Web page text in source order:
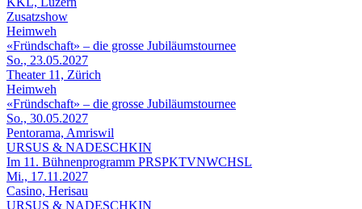
Zusatzshow
Heimweh
«Fründschaft» – die grosse Jubiläumstournee
So., 23.05.2027
Theater 11, Zürich
Heimweh
«Fründschaft» – die grosse Jubiläumstournee
So., 30.05.2027
Pentorama, Amriswil
URSUS & NADESCHKIN
Im 11. Bühnenprogramm PRSPKTVNWCHSL
Mi., 17.11.2027
Casino, Herisau
URSUS & NADESCHKIN